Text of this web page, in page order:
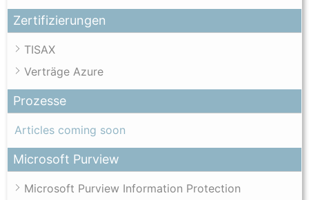
Zertifizierungen
TISAX
Verträge Azure
Prozesse
Articles coming soon
Microsoft Purview
Microsoft Purview Information Protection